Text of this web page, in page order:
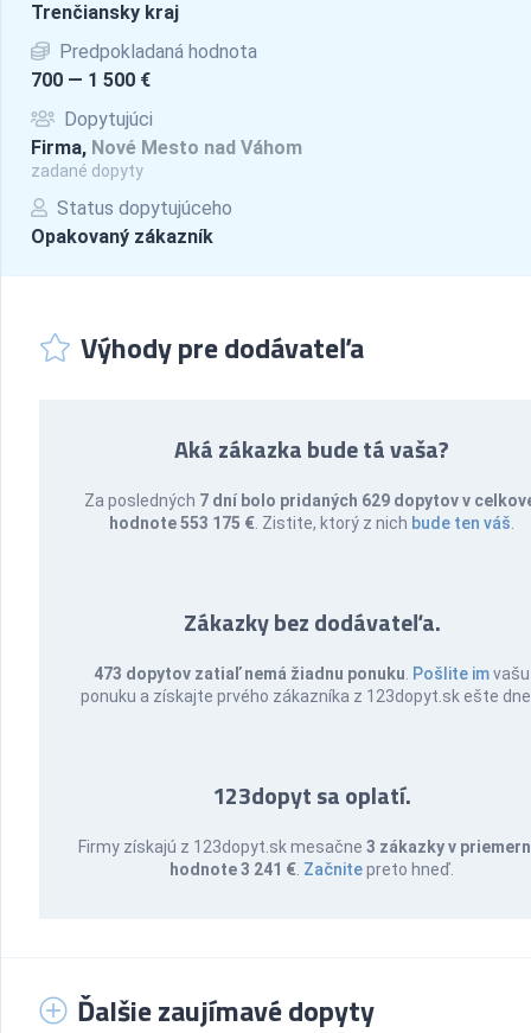
Trenčiansky kraj
Predpokladaná hodnota
700 — 1 500 €
Dopytujúci
Firma, Nové Mesto nad Váhom
zadané dopyty
Status dopytujúceho
Opakovaný zákazník
Výhody pre dodávateľa
Aká zákazka bude tá vaša?
Za posledných 7 dní bolo pridaných 629 dopytov v
hodnote 553 175 € . Zistite, ktorý z nich bude ten váš
Zákazky bez dodávateľa.
473 dopytov zatiaľ nemá žiadnu ponuku Pošlite imvašu
ponuku a získajte prvého zákazníka z 123dopyt.sk ešte
123dopyt sa oplatí.
Firmy získajú z 123dopyt.sk mesačne3 zákazky v
hodnote 3 241 € Začnitepreto hneď.
Ďalšie zaujímavé dopyty